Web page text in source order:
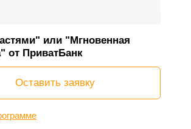
или "Мгновенная
от ПриватБанк
Оставить заявку